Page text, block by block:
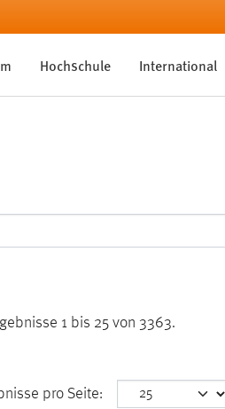
Hochschule International
1 bis 25 von 3363.
pro Seite: